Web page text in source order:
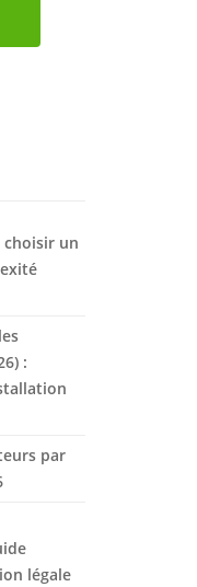
choisir un
:
par
légale